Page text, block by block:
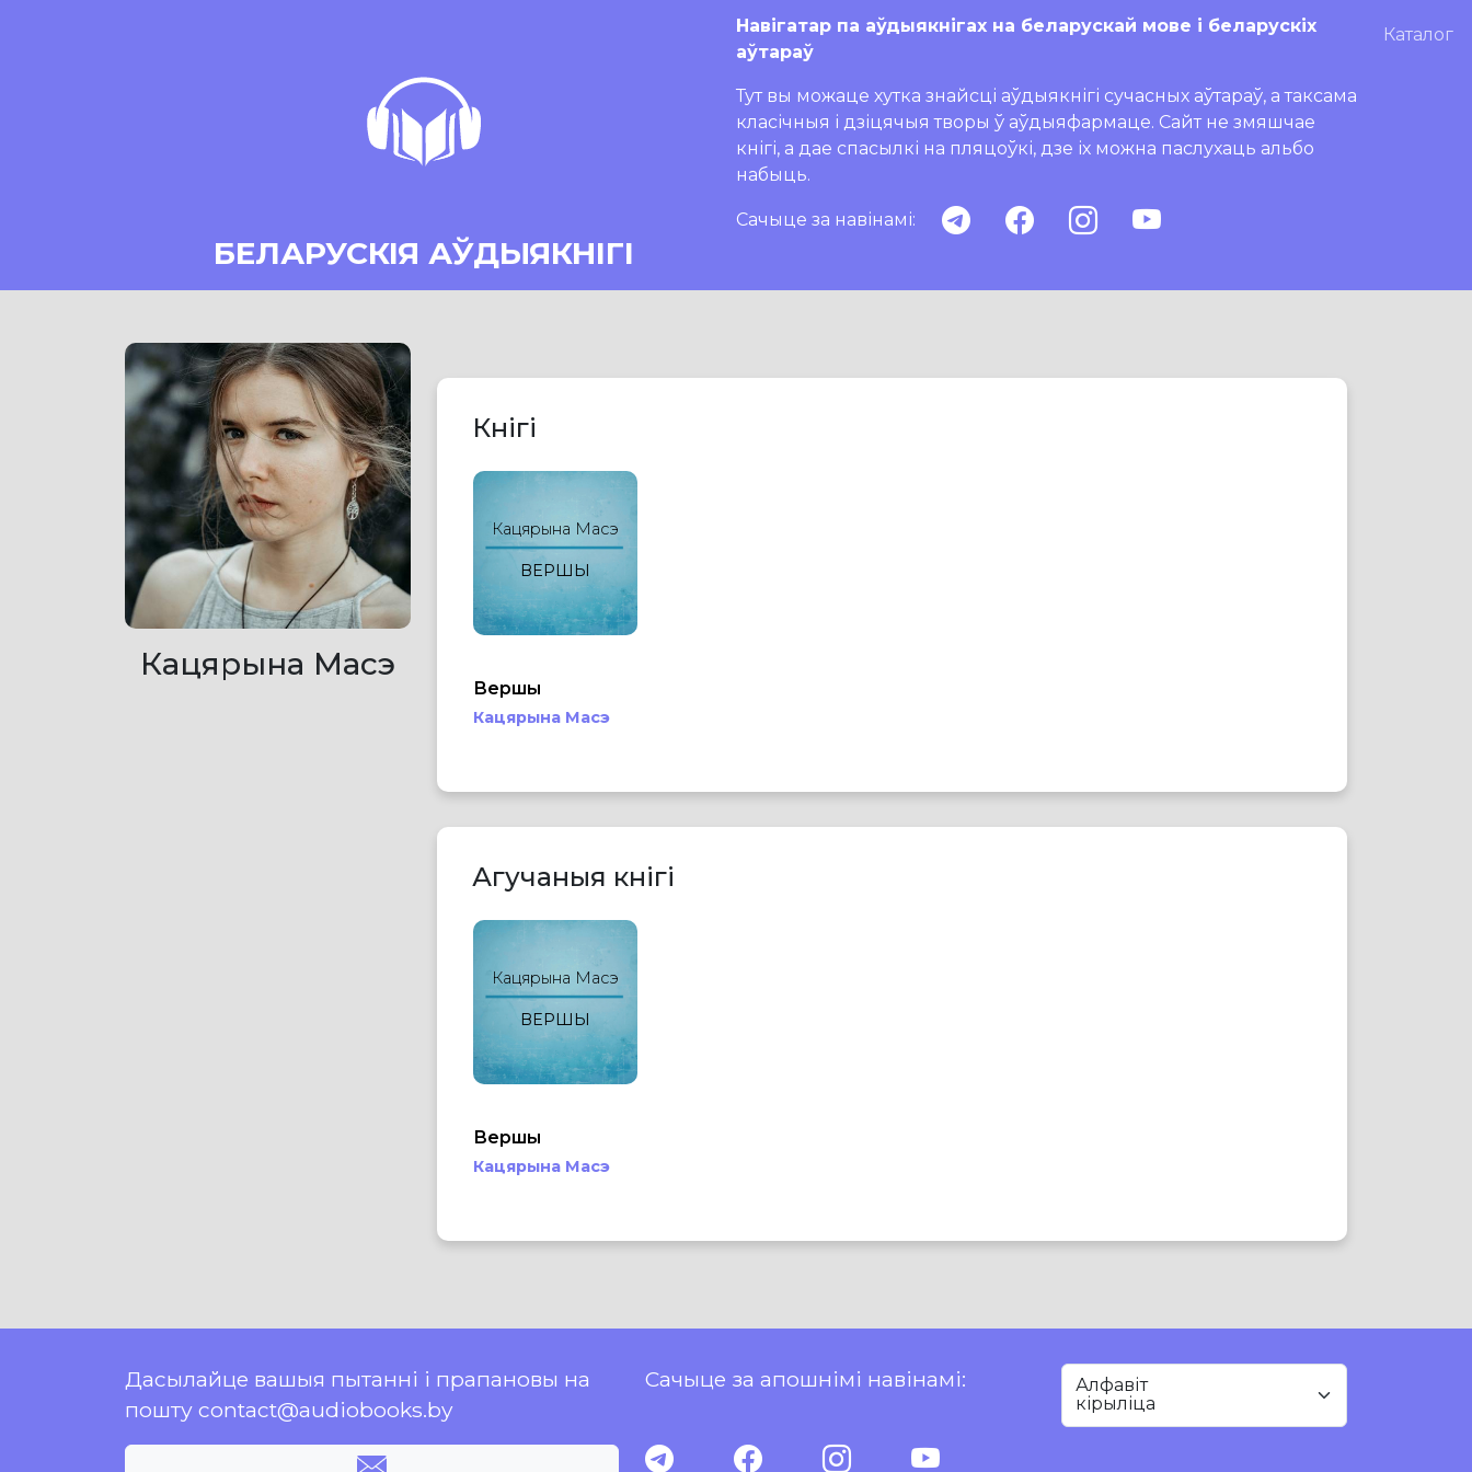
БЕЛАРУСКІЯ АЎДЫЯКНІГІ
Навігатар па аўдыякнігах на беларускай мове і беларускіх
аўтараў
Тут вы можаце хутка знайсці аўдыякнігі сучасных аўтараў, а таксама
класічныя і дзіцячыя творы ў аўдыяфармаце. Сайт не змяшчае
кнігі, а дае спасылкі на пляцоўкі, дзе іх можна паслухаць альбо
набыць.
Сачыце за навінамі:
Каталог
Кацярына Масэ
Кнігі
Кацярына Масэ
ВЕРШЫ
Вершы
Кацярына Масэ
Агучаныя кнігі
Кацярына Масэ
ВЕРШЫ
Вершы
Кацярына Масэ
Дасылайце вашыя пытанні і прапановы на
пошту contact@audiobooks.by
Сачыце за апошнімі навінамі: Алфавіт